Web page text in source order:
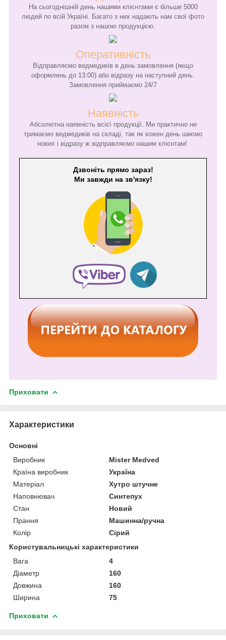
На сьогоднішній день нашими клієнтами є більше 5000
людей по всій Україні. Багато з них надають нам свої фото
разом з нашою продукцією.
Оперативність
Відправляємо ведмедиків в день замовлення (якщо
оформлень до 13:00) або відразу на наступний день.
Замовлення приймаємо 24/7
Наявність
Абсолютна наявність всієї продукції. Ми практично не
тримаємо ведмедиків на складі, так як кожен день шиємо
нових і відразу ж відправляємо нашим клієнтам!
Дзвоніть прямо зараз!
Ми завжди на зв'язку!
Приховати
Характеристики
Основні
Виробник
Mister Medved
Країна виробник
Україна
Матеріал
Хутро штучне
Наповнювач
Синтепух
Стан
Новий
Прання
Машинна/ручна
Колір
Сірий
Користувальницькі характеристики
Вага
4
Діаметр
160
Довжина
160
Ширина
75
Приховати